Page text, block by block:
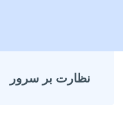
نظارت بر سرور